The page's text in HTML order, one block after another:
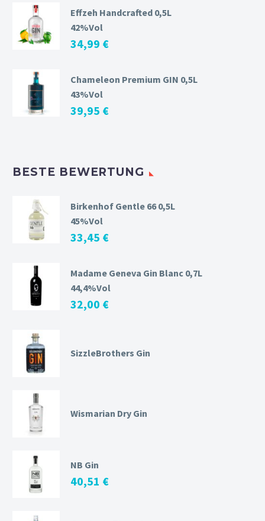
Effzeh Handcrafted 0,5L
42%Vol
34,99 €
Chameleon Premium GIN 0,5L
43%Vol
39,95 €
BESTE BEWERTUNG
Birkenhof Gentle 66 0,5L
45%Vol
33,45 €
Madame Geneva Gin Blanc 0,7L
44,4%Vol
32,00 €
SizzleBrothers Gin
Wismarian Dry Gin
NB Gin
40,51 €